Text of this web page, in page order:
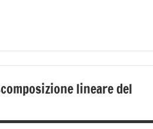
lineare del